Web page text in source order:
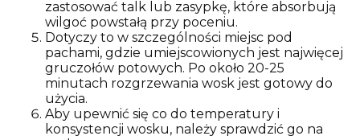
zastosować talk lub zasypkę, które absorbują
wilgoć powstałą przy poceniu.
Dotyczy to w szczególności miejsc pod
pachami, gdzie umiejscowionych jest najwięcej
gruczołów potowych. Po około 20-25
minutach rozgrzewania wosk jest gotowy do
użycia.
Aby upewnić się co do temperatury i
konsystencji wosku, należy sprawdzić go na